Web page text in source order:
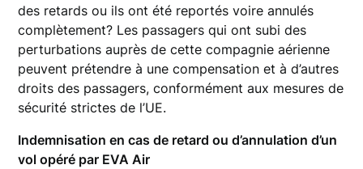
des retards ou ils ont été reportés voire annulés
complètement? Les passagers qui ont subi des
perturbations auprès de cette compagnie aérienne
peuvent prétendre à une compensation et à d’autres
droits des passagers, conformément aux mesures de
sécurité strictes de l’UE.
Indemnisation en cas de retard ou d’annulation d’un
vol opéré par EVA Air